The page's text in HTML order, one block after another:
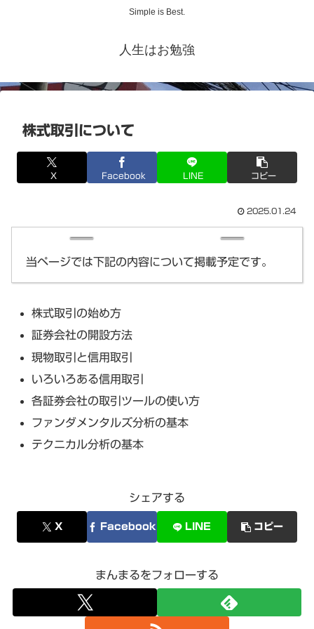
Simple is Best.
人生はお勉強
株式取引について
X Facebook LINE コピー
2025.01.24
当ページでは下記の内容について掲載予定です。
株式取引の始め方
証券会社の開設方法
現物取引と信用取引
いろいろある信用取引
各証券会社の取引ツールの使い方
ファンダメンタルズ分析の基本
テクニカル分析の基本
シェアする
X Facebook LINE コピー
まんまるをフォローする